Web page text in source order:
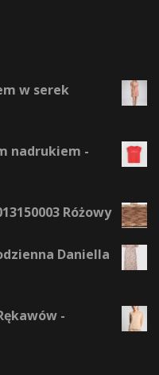
w serek
nadrukiem -
Różowy
Daniella
-